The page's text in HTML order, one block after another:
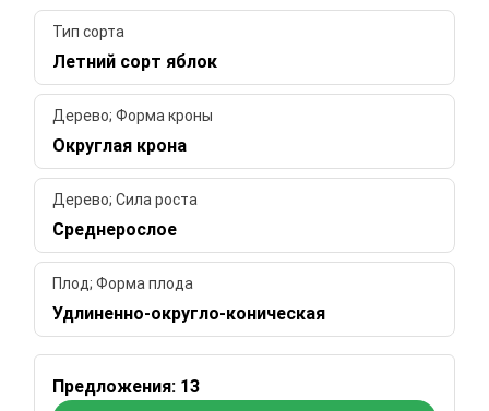
Тип сорта
Летний сорт яблок
Дерево; Форма кроны
Округлая крона
Дерево; Сила роста
Среднерослое
Плод; Форма плода
Удлиненно-округло-коническая
Предложения: 13